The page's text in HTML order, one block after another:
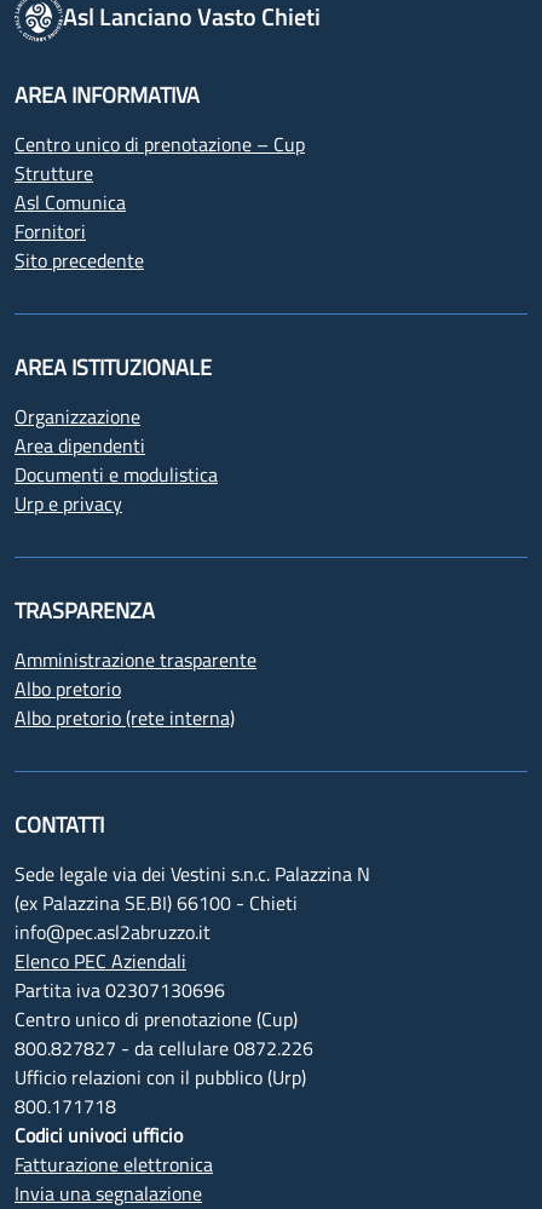
Asl Lanciano Vasto Chieti
AREA INFORMATIVA
Centro unico di prenotazione – Cup
Strutture
Asl Comunica
Fornitori
Sito precedente
AREA ISTITUZIONALE
Organizzazione
Area dipendenti
Documenti e modulistica
Urp e privacy
TRASPARENZA
Amministrazione trasparente
Albo pretorio
Albo pretorio (rete interna)
CONTATTI
Sede legale via dei Vestini s.n.c. Palazzina N
(ex Palazzina SE.BI) 66100 - Chieti
info@pec.asl2abruzzo.it
Elenco PEC Aziendali
Partita iva 02307130696
Centro unico di prenotazione (Cup)
800.827827 - da cellulare 0872.226
Ufficio relazioni con il pubblico (Urp)
800.171718
Codici univoci ufficio
Fatturazione elettronica
Invia una segnalazione